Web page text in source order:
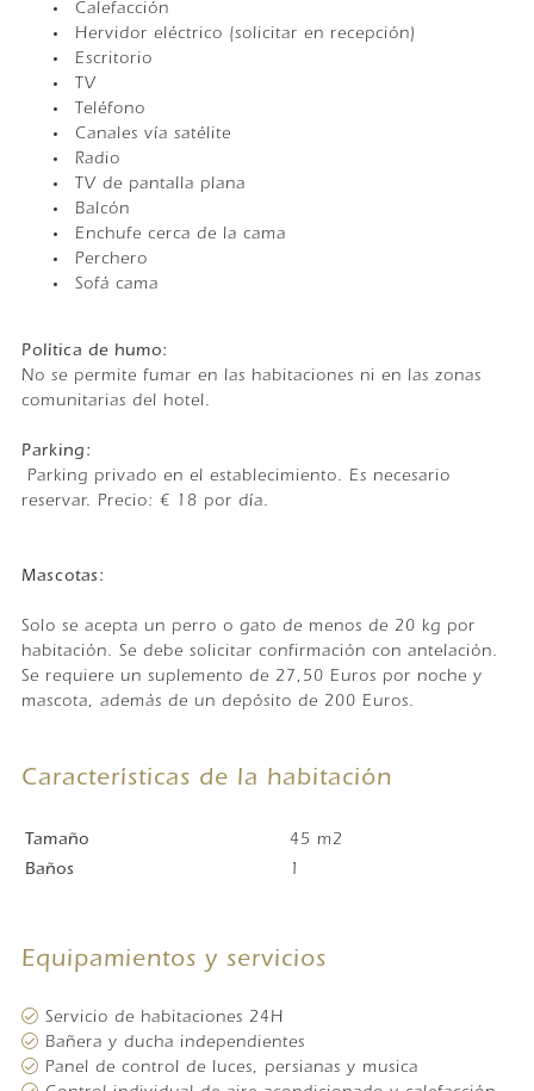
Calefacción
Hervidor eléctrico (solicitar en recepción)
Escritorio
TV
Teléfono
Canales vía satélite
Radio
TV de pantalla plana
Balcón
Enchufe cerca de la cama
Perchero
Sofá cama
Política de humo: ​
No se permite fumar en las habitaciones ni en las zonas
comunitarias del hotel.
Parking: ​
Parking privado en el establecimiento. Es necesario
reservar. Precio: € 18 por día.
Mascotas:
Solo se acepta un perro o gato de menos de 20 kg por
habitación. Se debe solicitar confirmación con antelación.
Se requiere un suplemento de 27,50 Euros por noche y
mascota, además de un depósito de 200 Euros.
Características de la habitación
Tamaño
45 m2
Baños
1
Equipamientos y servicios
Servicio de habitaciones 24H
Bañera y ducha independientes
Panel de control de luces, persianas y musica